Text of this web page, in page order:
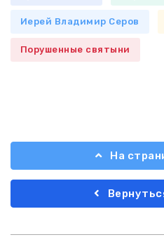
Иерей Владимир Серов
Порушенные святыни
На